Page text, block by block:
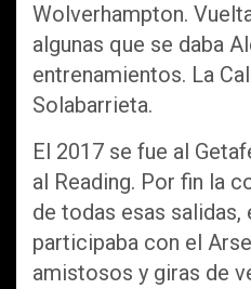
Wolverhampton.
algunas que se daba
entrenamientos. La
Solabarrieta.
El 2017 se fue al
al Reading. Por fin la
de todas esas salidas,
participaba con el
amistosos y giras de